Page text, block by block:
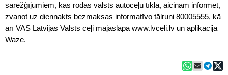
sarežģījumiem, kas rodas valsts autoceļu tīklā, aicinām informēt,
zvanot uz diennakts bezmaksas informatīvo tālruni 80005555, kā
arī VAS Latvijas Valsts ceļi mājaslapā www.lvceli.lv un aplikācijā
Waze.